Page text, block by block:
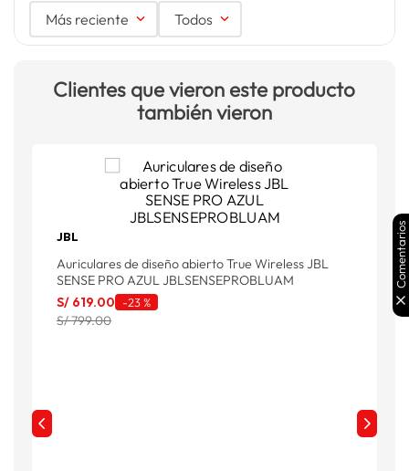
Más reciente Todos
Clientes que vieron este producto
también vieron
JBL
Auriculares de diseño abierto True Wireless JBL
SENSE PRO AZUL JBLSENSEPROBLUAM
S/ 619.00 -23 %
S/ 799.00
Comentarios